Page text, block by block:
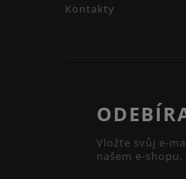
Kontakty
Vložte svůj e-
našem e-shopu.